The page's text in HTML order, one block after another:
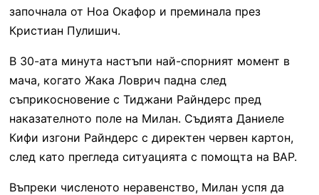
започнала от Ноа Окафор и преминала през
Кристиан Пулишич.
В 30-ата минута настъпи най-спорният момент в
мача, когато Жака Ловрич падна след
съприкосновение с Тиджани Райндерс пред
наказателното поле на Милан. Съдията Даниеле
Кифи изгони Райндерс с директен червен картон,
след като прегледа ситуацията с помощта на ВАР.
Въпреки численото неравенство, Милан успя да